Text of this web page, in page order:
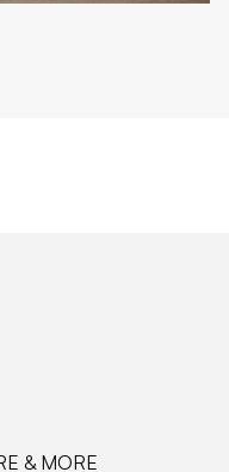
& MORE